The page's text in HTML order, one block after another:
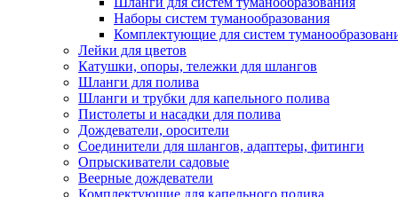
Наборы систем туманообразования
Комплектующие для систем
Лейки для цветов
Катушки, опоры, тележки для шлангов
Шланги для полива
Шланги и трубки для капельного полива
Пистолеты и насадки для полива
Дождеватели, оросители
Соединители для шлангов, адаптеры, фитинги
Опрыскиватели садовые
Веерные дождеватели
Комплектующие для капельного полива